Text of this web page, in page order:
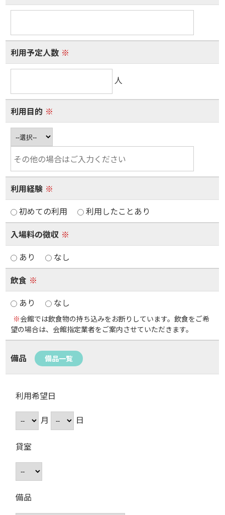
利用予定人数 ※
人
利用目的 ※
利用経験 ※
初めての利用
利用したことあり
入場料の徴収 ※
あり
なし
飲食 ※
あり
なし
※会館では飲食物の持ち込みをお断りしています。飲食をご希
望の場合は、会館指定業者をご案内させていただきます。
備品 備品一覧
利用希望日
月
日
貸室
備品